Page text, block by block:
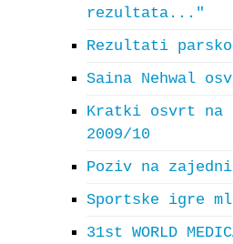
rezultata..."
Rezultati
Saina Nehwal
Kratki osvrt na
2009/10
Poziv na
Sportske igre
31st WORLD